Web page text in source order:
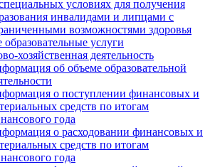
условиях для получения
инвалидами и липцами с
возможностями здоровья
услуги
хозяйственная деятельность
об объеме образовательной
о поступлении финансовых и
средств по итогам
года
о расходовании финансовых и
средств по итогам
года